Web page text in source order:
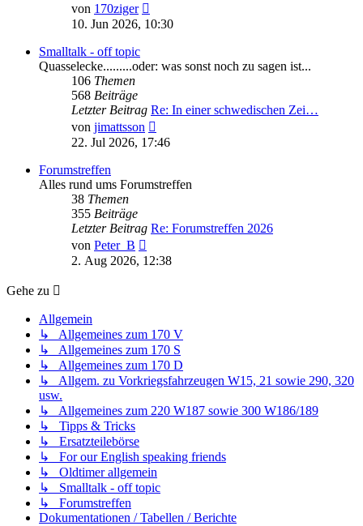
von 170ziger
Beitrag
10. Jun 2026, 10:30
Smalltalk - off topic
Quasselecke.........oder: was sonst noch zu sagen ist...
106 Themen
568 Beiträge
Letzter Beitrag Re: In einer schwedischen Zei…
von jimattsson
Beitrag
22. Jul 2026, 17:46
Forumstreffen
Alles rund ums Forumstreffen
38 Themen
355 Beiträge
Letzter Beitrag Re: Forumstreffen 2026
von Peter_B
Beitrag
2. Aug 2026, 12:38
Gehe zu
Allgemein
↳ Allgemeines zum 170 V
↳ Allgemeines zum 170 S
↳ Allgemeines zum 170 D
↳ Allgem. zu Vorkriegsfahrzeugen W15, 21 sowie 290, 320
usw.
↳ Allgemeines zum 220 W187 sowie 300 W186/189
↳ Tipps & Tricks
↳ Ersatzteilebörse
↳ For our English speaking friends
↳ Oldtimer allgemein
↳ Smalltalk - off topic
↳ Forumstreffen
Dokumentationen / Tabellen / Berichte